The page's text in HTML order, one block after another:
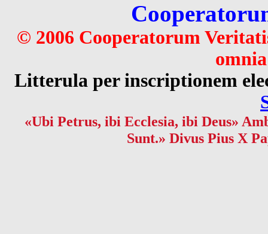
© 2006 Cooperatorum
Litterula per inscriptionem
«Ubi Petrus, ibi Ecclesia, ibi Deus»
Sunt.» Divus Pius X